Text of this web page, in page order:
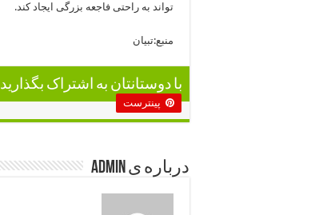
تواند به راحتی فاجعه بزرگی ایجاد کند.
منبع:تبیان
با دوستانتان به اشتراک بگذارید
پینترست
درباره ی admin